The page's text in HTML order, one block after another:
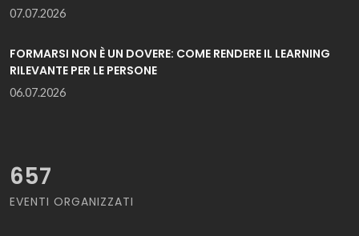
07.07.2026
FORMARSI NON È UN DOVERE: COME RENDERE IL LEARNING
RILEVANTE PER LE PERSONE
06.07.2026
657
EVENTI ORGANIZZATI